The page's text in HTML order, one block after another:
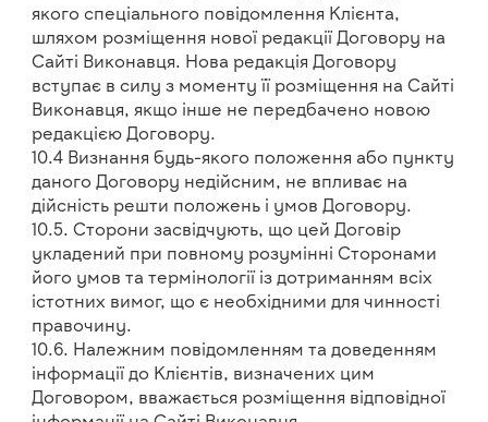
якого спеціального повідомлення Клієнта,
шляхом розміщення нової редакції Договору на
Сайті Виконавця. Нова редакція Договору
вступає в силу з моменту її розміщення на Сайті
Виконавця, якщо інше не передбачено новою
редакцією Договору.
10.4 Визнання будь-якого положення або пункту
даного Договору недійсним, не впливає на
дійсність решти положень і умов Договору.
10.5. Сторони засвідчують, що цей Договір
укладений при повному розумінні Сторонами
його умов та термінології із дотриманням всіх
істотних вимог, що є необхідними для чинності
правочину.
10.6. Належним повідомленням та доведенням
інформації до Клієнтів, визначених цим
Договором, вважається розміщення відповідної